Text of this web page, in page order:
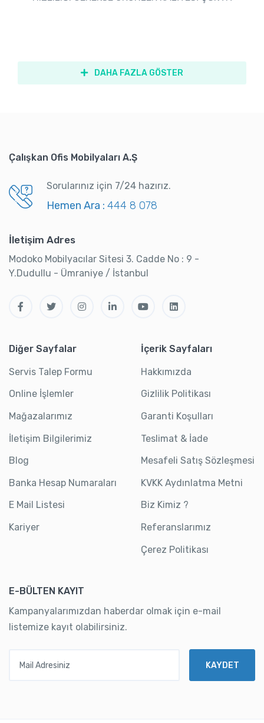
DAHA FAZLA GÖSTER
Çalışkan Ofis Mobilyaları A.Ş
Sorularınız için 7/24 hazırız.
Hemen Ara : 444 8 078
İletişim Adres
Modoko Mobilyacılar Sitesi 3. Cadde No : 9 -
Y.Dudullu - Ümraniye / İstanbul
Diğer Sayfalar
Servis Talep Formu
Online İşlemler
Mağazalarımız
İletişim Bilgilerimiz
Blog
Banka Hesap Numaraları
E Mail Listesi
Kariyer
İçerik Sayfaları
Hakkımızda
Gizlilik Politikası
Garanti Koşulları
Teslimat & İade
Mesafeli Satış Sözleşmesi
KVKK Aydınlatma Metni
Biz Kimiz ?
Referanslarımız
Çerez Politikası
E-BÜLTEN KAYIT
Kampanyalarımızdan haberdar olmak için e-mail
listemize kayıt olabilirsiniz.
KAYDET